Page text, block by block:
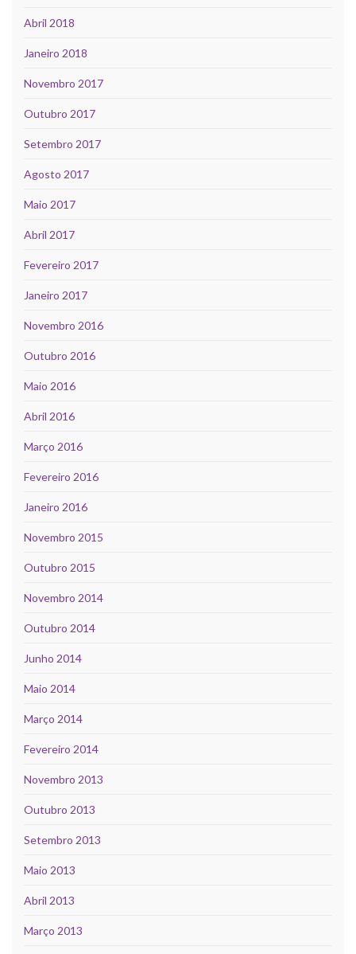
Abril 2018
Janeiro 2018
Novembro 2017
Outubro 2017
Setembro 2017
Agosto 2017
Maio 2017
Abril 2017
Fevereiro 2017
Janeiro 2017
Novembro 2016
Outubro 2016
Maio 2016
Abril 2016
Março 2016
Fevereiro 2016
Janeiro 2016
Novembro 2015
Outubro 2015
Novembro 2014
Outubro 2014
Junho 2014
Maio 2014
Março 2014
Fevereiro 2014
Novembro 2013
Outubro 2013
Setembro 2013
Maio 2013
Abril 2013
Março 2013